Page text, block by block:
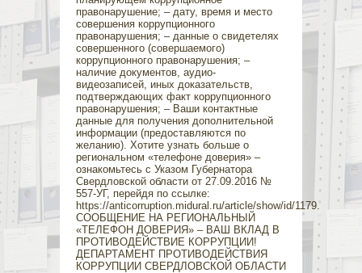
правонарушение; – дату, время и место
совершения коррупционного
правонарушения; – данные о свидетелях
совершенного (совершаемого)
коррупционного правонарушения; –
наличие документов, аудио-
видеозаписей, иных доказательств,
подтверждающих факт коррупционного
правонарушения; – Ваши контактные
данные для получения дополнительной
информации (предоставляются по
желанию). Хотите узнать больше о
региональном «телефоне доверия» –
ознакомьтесь с Указом Губернатора
Свердловской области от 27.09.2016 №
557-УГ, перейдя по ссылке:
https://anticorruption.midural.ru/article/show/id/1179.
СООБЩЕНИЕ НА РЕГИОНАЛЬНЫЙ
«ТЕЛЕФОН ДОВЕРИЯ» – ВАШ ВКЛАД В
ПРОТИВОДЕЙСТВИЕ КОРРУПЦИИ!
ДЕПАРТАМЕНТ ПРОТИВОДЕЙСТВИЯ
КОРРУПЦИИ СВЕРДЛОВСКОЙ ОБЛАСТИ